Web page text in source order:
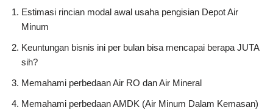
Estimasi rincian modal awal usaha pengisian Depot Air
Minum
Keuntungan bisnis ini per bulan bisa mencapai berapa JUTA
sih?
Memahami perbedaan Air RO dan Air Mineral
Memahami perbedaan AMDK (Air Minum Dalam Kemasan)